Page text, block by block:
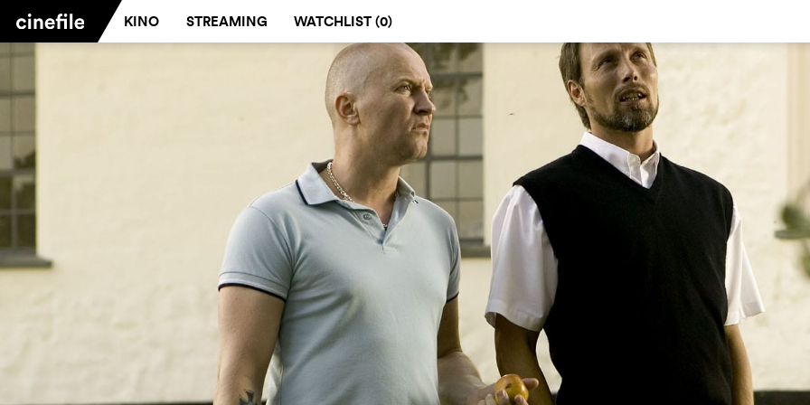
KINO STREAMING WATCHLIST (0)